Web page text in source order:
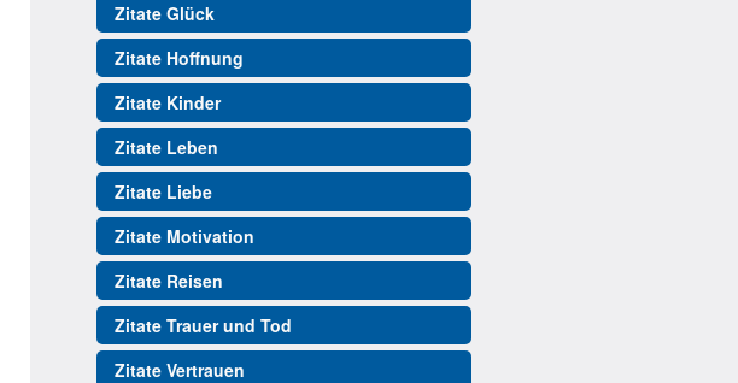
Zitate Glück
Zitate Hoffnung
Zitate Kinder
Zitate Leben
Zitate Liebe
Zitate Motivation
Zitate Reisen
Zitate Trauer und Tod
Zitate Vertrauen